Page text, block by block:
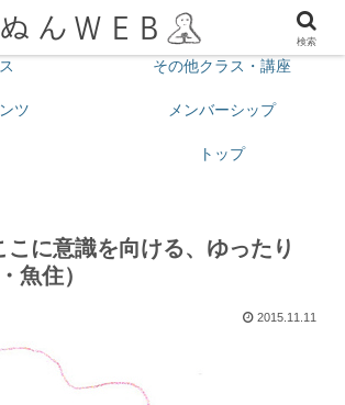
ル 今月の予定
その他クラス・講座
ツ メンバーシップ
トップ
こに意識を向ける、ゆったり
魚住）
2015.11.11
検索